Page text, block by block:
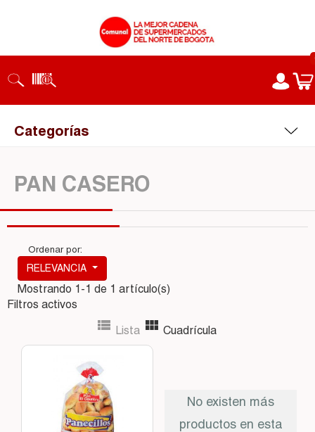
Categorías
PAN CASERO
Ordenar por:
RELEVANCIA
Mostrando 1-1 de 1 artículo(s)
Filtros activos
 Cuadrícula
 Lista
No existen más
productos en esta